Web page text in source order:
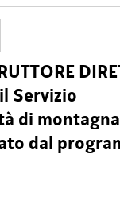
Servizio
di
dal